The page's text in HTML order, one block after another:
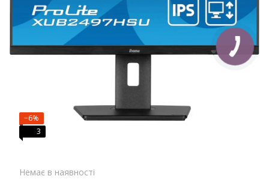
−6%
3
Немає в наявності